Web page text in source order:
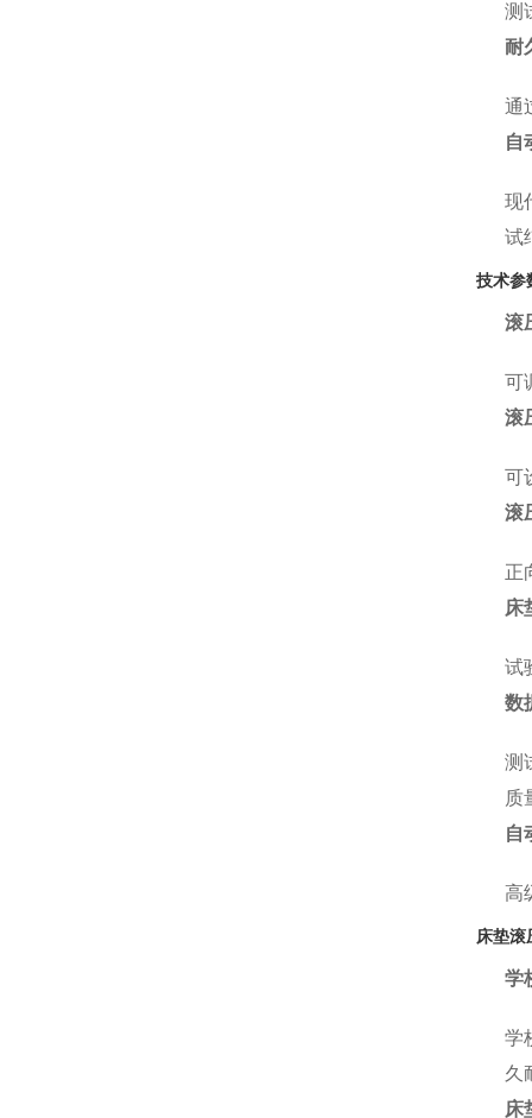
测
耐
通
自
现
试
技术参
滚
可
滚
可
滚
正
床
试
数
测
质
自
高
床垫滚
学
学
久
床